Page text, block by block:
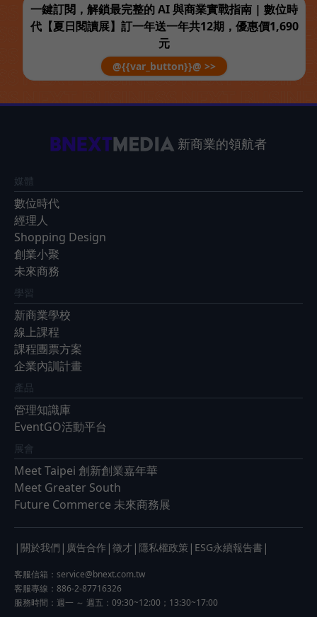
一鍵訂閱，解鎖最完整的 AI 與商業實戰指南 | 數位時
代【夏日閱讀展】訂一年送一年共12期，優惠價1,690
元
@{{var_button}}@ >>
新商業的領航者
媒體
數位時代
經理人
Shopping Design
創業小聚
未來商務
學習
新商業學校
線上課程
課程團票方案
企業內訓計畫
產品
管理知識庫
EventGO活動平台
展會
Meet Taipei 創新創業嘉年華
Meet Greater South
Future Commerce 未來商務展
| 關於我們 | 廣告合作 | 徵才 | 隱私權政策 | ESG永續報告書 |
客服信箱： service@bnext.com.tw
客服專線：886-2-87716326
服務時間：週一 ～ 週五：09:30~12:00；13:30~17:00